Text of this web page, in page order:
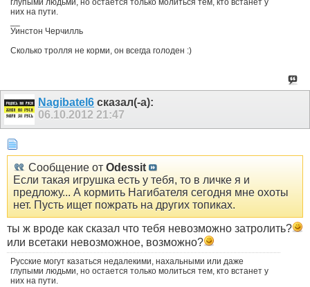
глупыми людьми, но остается только молиться тем, кто встанет у
них на пути.
Уинстон Черчилль
Сколько тролля не корми, он всегда голоден :)
Nagibatel6 сказал(-а):
06.10.2012 21:47
Сообщение от Odessit
Если такая игрушка есть у тебя, то в личке я и
предложу... А кормить Нагибателя сегодня мне охоты
нет. Пусть ищет пожрать на других топиках.
ты ж вроде как сказал что тебя невозможно затролить?
или всетаки невозможное, возможно?
Русские могут казаться недалекими, нахальными или даже
глупыми людьми, но остается только молиться тем, кто встанет у
них на пути.